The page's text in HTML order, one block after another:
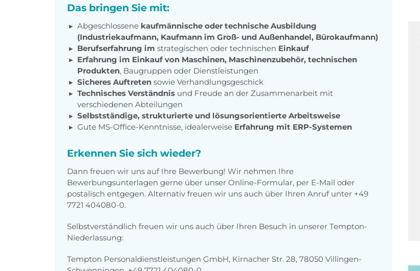
Das bringen Sie mit:
Abgeschlossene kaufmännische oder technische Ausbildung
(Industriekaufmann, Kaufmann im Groß- und Außenhandel, Bürokaufmann)
Berufserfahrung im strategischen oder technischen Einkauf
Erfahrung im Einkauf von Maschinen, Maschinenzubehör, technischen
Produkten, Baugruppen oder Dienstleistungen
Sicheres Auftreten sowie Verhandlungsgeschick
Technisches Verständnis und Freude an der Zusammenarbeit mit
verschiedenen Abteilungen
Selbstständige, strukturierte und lösungsorientierte Arbeitsweise
Gute MS-Office-Kenntnisse, idealerweise Erfahrung mit ERP-Systemen
Erkennen Sie sich wieder?
Dann freuen wir uns auf Ihre Bewerbung! Wir nehmen Ihre
Bewerbungsunterlagen gerne über unser Online-Formular, per E-Mail oder
postalisch entgegen. Alternativ freuen wir uns auch über Ihren Anruf unter +49
7721 404080-0.
Selbstverständlich freuen wir uns auch über Ihren Besuch in unserer Tempton-
Niederlassung:
Tempton Personaldienstleistungen GmbH, Kirnacher Str. 28, 78050 Villingen-